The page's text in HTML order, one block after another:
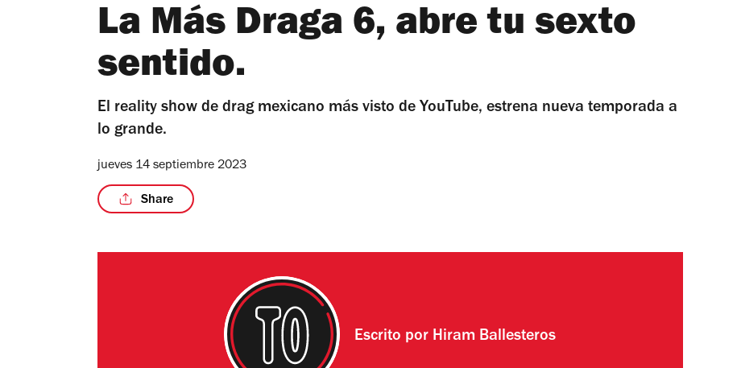
La Más Draga 6, abre tu sexto
sentido.
El reality show de drag mexicano más visto de YouTube, estrena nueva temporada a
lo grande.
jueves 14 septiembre 2023
Share
Escrito por Hiram Ballesteros